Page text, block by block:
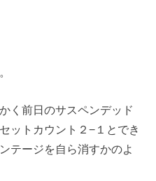
く前日のサスペンデッド
ットカウント２−１とでき
テージを自ら消すかのよ